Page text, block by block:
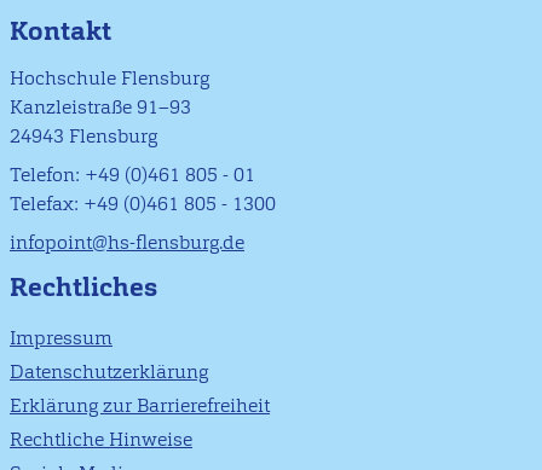
Kontakt
Hochschule Flensburg
Kanzleistraße 91–93
24943 Flensburg
Telefon: +49 (0)461 805 - 01
Telefax: +49 (0)461 805 - 1300
infopoint@hs-flensburg.de
Rechtliches
Impressum
Datenschutzerklärung
Erklärung zur Barrierefreiheit
Rechtliche Hinweise